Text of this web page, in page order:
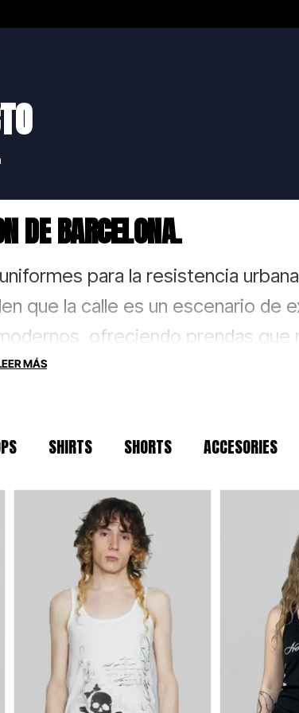
DE BARCELONA.
para la resistencia
que la calle es un escenario de
ofreciendo prendas
tras cada sesión. Si buscas el
Point es tu archivo de
por su resistencia
de moda ética y responsable
SHIRTS SHORTS ACCESORIES